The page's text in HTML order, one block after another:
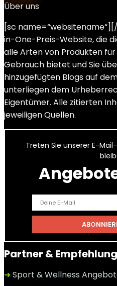
Über uns
[sc
in-One-Preis-Website, die
alle Arten von Produkten
Gebrauch bietet und Sie
hinzugefügten Blogs auf
unterliegen dem
Eigentümer. Alle zitierten
jeweiligen Quellen.
Treten Sie unserer E-
Partner &
➜ Sport & Wellness